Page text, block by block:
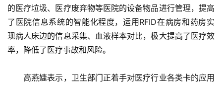
的医疗垃圾、医疗废弃物等医院的设备物品进行管理，提高
了医院信息系统的智能化程度，运用RFID在病房和药房实
现病人床边的信息采集、血液样本对比，极大提高了医疗效
率，降低了医疗事故和风险。
高燕婕表示，卫生部门正着手对医疗行业各类卡的应用